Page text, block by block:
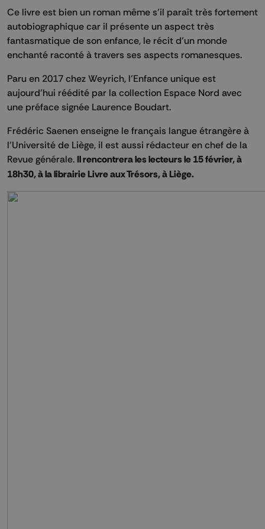
Ce livre est bien un roman même s’il paraît très fortement
autobiographique car il présente un aspect très
fantasmatique de son enfance, le récit d’un monde
enchanté raconté à travers ses aspects romanesques.
Paru en 2017 chez Weyrich, l’Enfance unique est
aujourd’hui réédité par la collection Espace Nord avec
une préface signée Laurence Boudart.
Frédéric Saenen enseigne le français langue étrangère à
l’Université de Liège, il est aussi rédacteur en chef de la
Revue générale. Il rencontrera les lecteurs le 15 février, à
18h30, à la librairie Livre aux Trésors, à Liège.